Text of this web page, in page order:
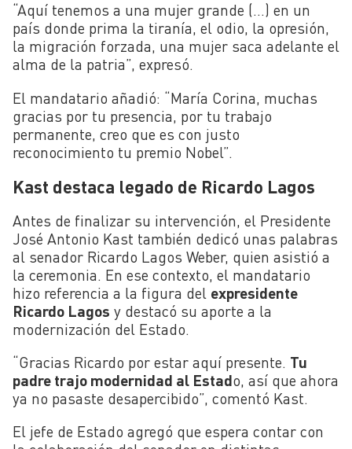
“Aquí tenemos a una mujer grande (…) en un
país donde prima la tiranía, el odio, la opresión,
la migración forzada, una mujer saca adelante el
alma de la patria”, expresó.
El mandatario añadió: “María Corina, muchas
gracias por tu presencia, por tu trabajo
permanente, creo que es con justo
reconocimiento tu premio Nobel”.
Kast destaca legado de Ricardo Lagos
Antes de finalizar su intervención, el Presidente
José Antonio Kast también dedicó unas palabras
al senador Ricardo Lagos Weber, quien asistió a
la ceremonia. En ese contexto, el mandatario
hizo referencia a la figura del expresidente
Ricardo Lagos y destacó su aporte a la
modernización del Estado.
“Gracias Ricardo por estar aquí presente. Tu
padre trajo modernidad al Estado, así que ahora
ya no pasaste desapercibido”, comentó Kast.
El jefe de Estado agregó que espera contar con